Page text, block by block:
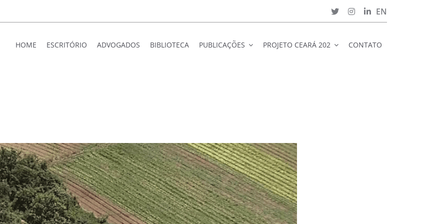
EN
HOME ESCRITÓRIO ADVOGADOS BIBLIOTECA PUBLICAÇÕES PROJETO CEARÁ 202 CONTATO